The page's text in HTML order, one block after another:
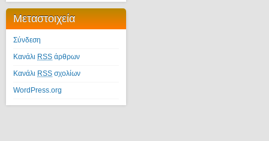
Μεταστοιχεία
Σύνδεση
Κανάλι RSS άρθρων
Κανάλι RSS σχολίων
WordPress.org